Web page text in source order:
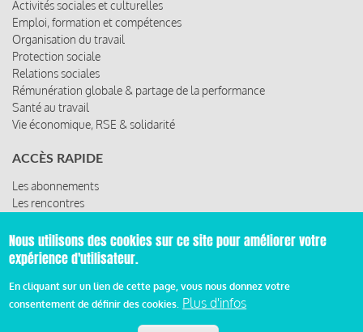
Activités sociales et culturelles
Emploi, formation et compétences
Organisation du travail
Protection sociale
Relations sociales
Rémunération globale & partage de la performance
Santé au travail
Vie économique, RSE & solidarité
ACCÈS RAPIDE
Les abonnements
Les rencontres
© 2019 Miroir Social - Réalisé parCafffeine
Mentions légales et condition générale d’utilisation et
Nous utilisons des cookies sur ce site pour améliorer votre
expérience d'utilisateur.
En cliquant sur un lien de cette page, vous nous donnez votre
consentement de définir des cookies. Plus d'infos